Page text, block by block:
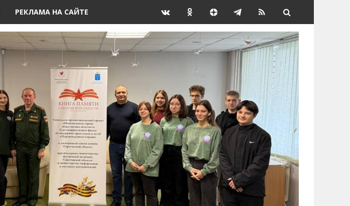
РЕКЛАМА НА САЙТЕ